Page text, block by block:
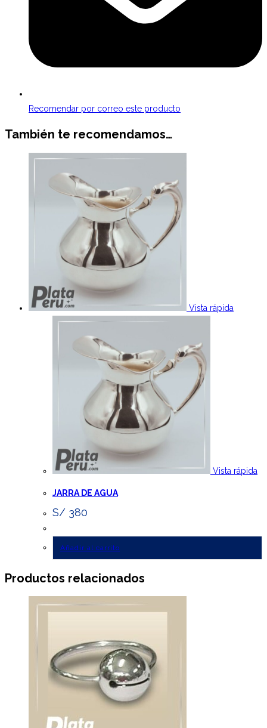
Recomendar por correo este producto
También te recomendamos…
Vista rápida
Vista rápida
JARRA DE AGUA
S/ 380
Añadir al carrito
Productos relacionados